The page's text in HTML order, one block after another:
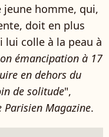
homme, qui,
doit en plus
lui colle à la peau à
émancipation à 17
en dehors du
de solitude",
Parisien Magazine.